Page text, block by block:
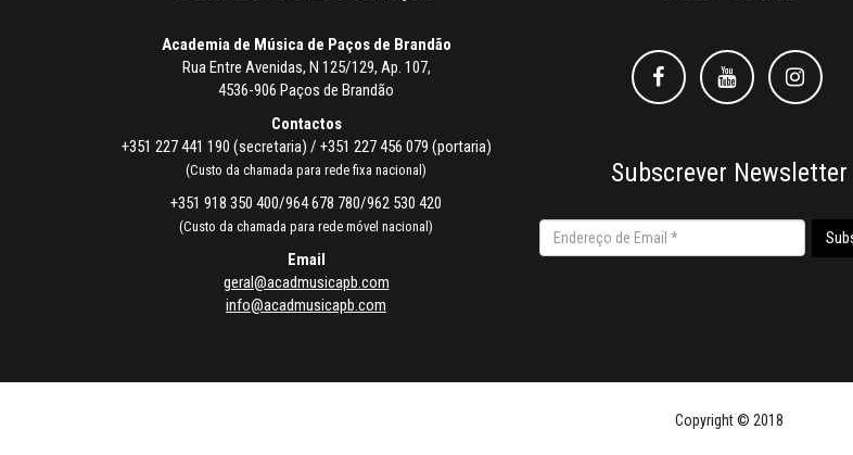
Academia de Música de Paços de Brandão
Rua Entre Avenidas, N 125/129, Ap. 107,
4536-906 Paços de Brandão
Contactos
+351 227 441 190 (secretaria) / +351 227 456 079 (portaria)
(Custo da chamada para rede fixa nacional)
+351 918 350 400/964 678 780/962 530 420
(Custo da chamada para rede móvel nacional)
Email
geral@acadmusicapb.com
info@acadmusicapb.com
FacebookFacebookInstagram
Subscrever Newsletter
Copyright © 2018